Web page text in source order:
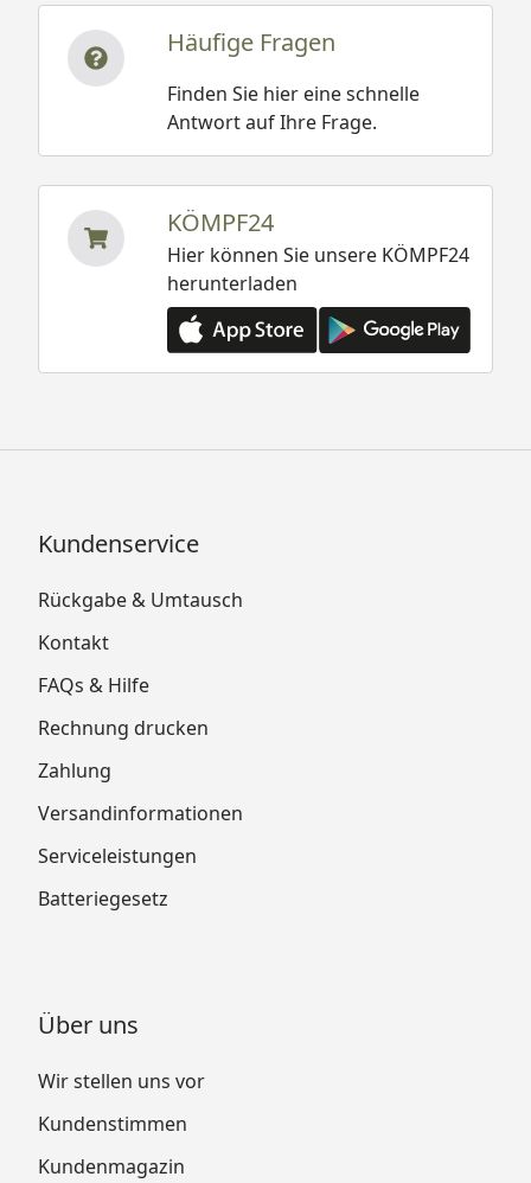
Häufige Fragen
Finden Sie hier eine schnelle
Antwort auf Ihre Frage.
KÖMPF24
Hier können Sie unsere KÖMPF24
herunterladen
Kundenservice
Rückgabe & Umtausch
Kontakt
FAQs & Hilfe
Rechnung drucken
Zahlung
Versandinformationen
Serviceleistungen
Batteriegesetz
Über uns
Wir stellen uns vor
Kundenstimmen
Kundenmagazin